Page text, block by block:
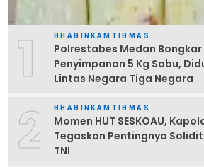
1 BHABINKAMTIBMAS
Polrestabes Medan
Penyimpanan 5 Kg Sabu,
Lintas Negara Tiga Negara
2 BHABINKAMTIBMAS
Momen HUT SESKOAU,
Tegaskan Pentingnya
TNI